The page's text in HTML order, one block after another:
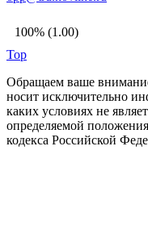
100% (1.00)
Top
Обращаем ваше
носит исключительно
каких условиях не
определяемой
кодекса Российской